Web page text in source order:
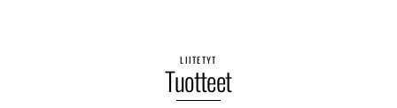
LIITETYT
Tuotteet